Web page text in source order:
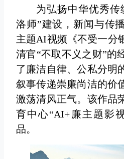
为弘扬中华优秀传
洛师”建设，新闻与传
主题AI视频《不受一分
清官“不取不义之财”的
了廉洁自律、公私分明
叙事传递崇廉尚洁的价
激荡清风正气。该作品
育中心“AI+廉主题影
品。